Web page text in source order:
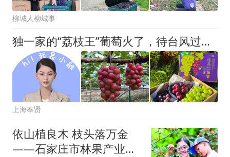
柳城人柳城事
独一家的“荔枝王”葡萄火了，待台风过境，小融邀您来奉贤摘葡萄丨上海奉贤“小编在线”
上海奉贤
依山植良木 枝头落万金
——石家庄市林果产业实